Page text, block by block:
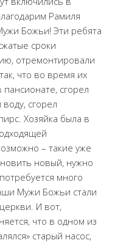
Рамиля
Божьи! Эти ребята
сроки
отремонтировали
что во время их
сгорел
сгорел
Хозяйка была в
– такие уже
новый, нужно
много
Мужи Божьи стали
И вот,
что в одном из
старый насос,